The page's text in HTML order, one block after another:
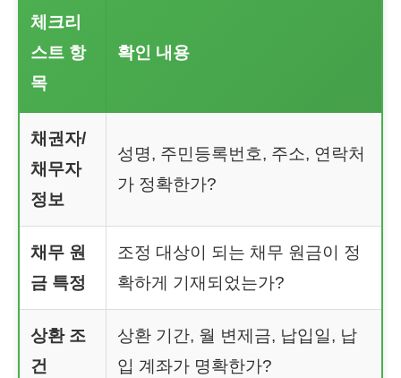
체크리
스트 항
목
확인 내용
채권자/
채무자
정보
성명, 주민등록번호, 주소, 연락처
가 정확한가?
채무 원
금 특정
조정 대상이 되는 채무 원금이 정
확하게 기재되었는가?
상환 조
건
상환 기간, 월 변제금, 납입일, 납
입 계좌가 명확한가?